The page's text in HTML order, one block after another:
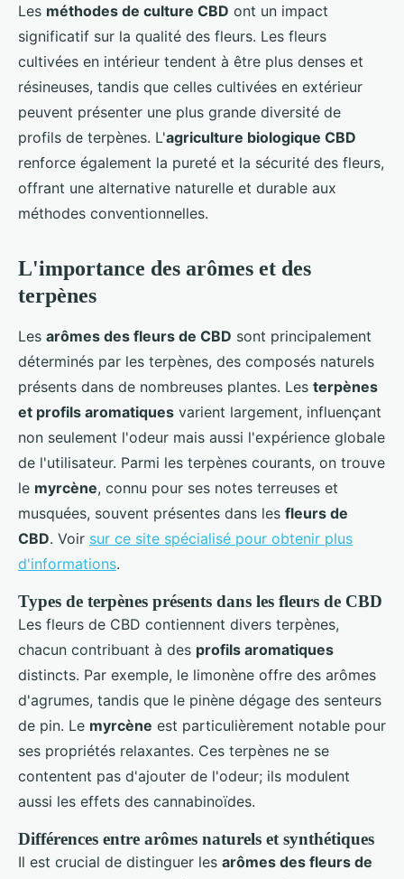
Les méthodes de culture CBD ont un impact
significatif sur la qualité des fleurs. Les fleurs
cultivées en intérieur tendent à être plus denses et
résineuses, tandis que celles cultivées en extérieur
peuvent présenter une plus grande diversité de
profils de terpènes. L'agriculture biologique CBD
renforce également la pureté et la sécurité des fleurs,
offrant une alternative naturelle et durable aux
méthodes conventionnelles.
L'importance des arômes et des
terpènes
Les arômes des fleurs de CBD sont principalement
déterminés par les terpènes, des composés naturels
présents dans de nombreuses plantes. Les terpènes
et profils aromatiques varient largement, influençant
non seulement l'odeur mais aussi l'expérience globale
de l'utilisateur. Parmi les terpènes courants, on trouve
le myrcène, connu pour ses notes terreuses et
musquées, souvent présentes dans les fleurs de
CBD. Voir sur ce site spécialisé pour obtenir plus
d'informations.
Types de terpènes présents dans les fleurs de CBD
Les fleurs de CBD contiennent divers terpènes,
chacun contribuant à des profils aromatiques
distincts. Par exemple, le limonène offre des arômes
d'agrumes, tandis que le pinène dégage des senteurs
de pin. Le myrcène est particulièrement notable pour
ses propriétés relaxantes. Ces terpènes ne se
contentent pas d'ajouter de l'odeur; ils modulent
aussi les effets des cannabinoïdes.
Différences entre arômes naturels et synthétiques
Il est crucial de distinguer les arômes des fleurs de